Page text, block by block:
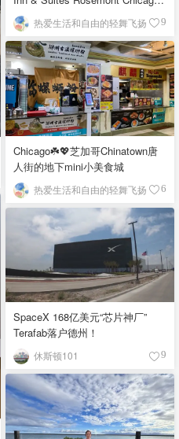
O'Hare自助早餐
热爱生活和自由的轻舞飞扬 9
Chicago☘️💖芝加哥Chinatown唐
人街的地下mini小美食城
热爱生活和自由的轻舞飞扬 6
SpaceX 168亿美元“芯片神厂”
Terafab落户德州！
休斯顿101 9